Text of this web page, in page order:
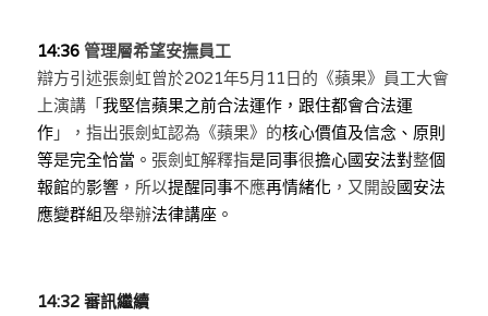
14:36 管理層希望安撫員工
辯方引述張劍虹曾於2021年5月11日的《蘋果》員工大會
上演講「我堅信蘋果之前合法運作，跟住都會合法運
作 」 ，指出張劍虹認為《蘋果》的核心價值及信念、原則
等是完全恰當 。 張劍虹解釋指是同事很擔心國安法對整個
報館的影響 ， 所以提醒同事不應再情緒化 ， 又開設國安法
應變群組及舉辦法律講座 。
14:32 審訊繼續